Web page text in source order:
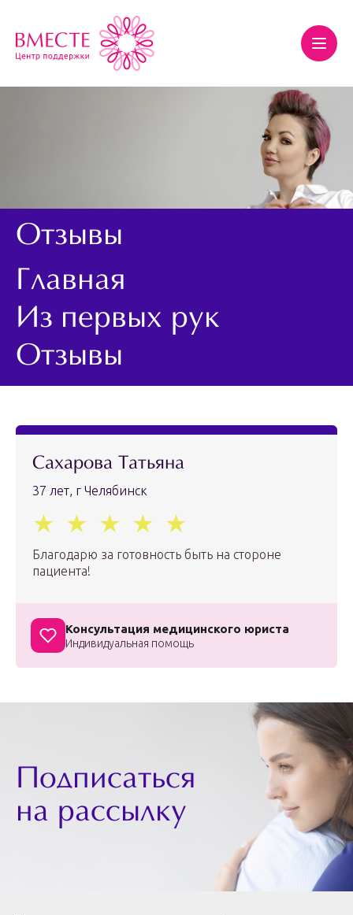
Отзывы
Главная
Из первых рук
Отзывы
Сахарова Татьяна
37 лет, г Челябинск
Благодарю за готовность быть на стороне
пациента!
Консультация медицинского юриста
Индивидуальная помощь
Подписаться
на рассылку